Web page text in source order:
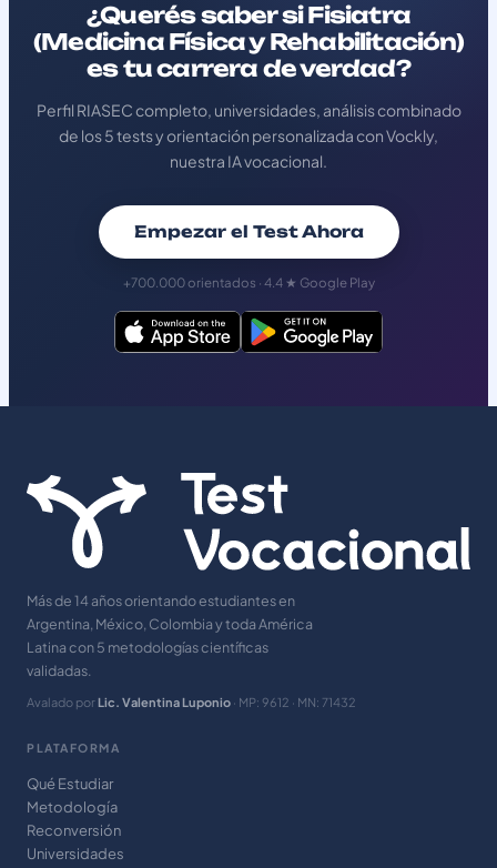
¿Querés saber si Fisiatra
(Medicina Física y Rehabilitación)
es tu carrera de verdad?
Perfil RIASEC completo, universidades, análisis combinado
de los 5 tests y orientación personalizada con Vockly,
nuestra IA vocacional.
Empezar el Test Ahora
+700.000 orientados · 4.4 ★ Google Play
Más de 14 años orientando estudiantes en
Argentina, México, Colombia y toda América
Latina con 5 metodologías científicas
validadas.
Avalado por Lic. Valentina Luponio · MP: 9612 · MN: 71432
PLATAFORMA
Qué Estudiar
Metodología
Reconversión
Universidades